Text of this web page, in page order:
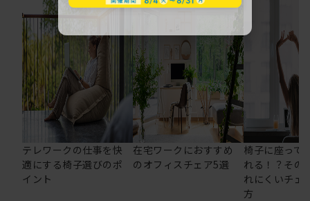
テレワークの仕事を快
適にする椅子選びのポ
イント
在宅ワークにおすすめ
のオフィスチェア5選
椅子に座って
れる！？その
れにくいチェ
方